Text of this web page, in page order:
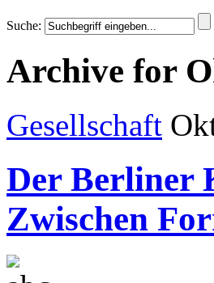
Suche:
Archive for
Gesellschaft
Der Berliner
Zwischen